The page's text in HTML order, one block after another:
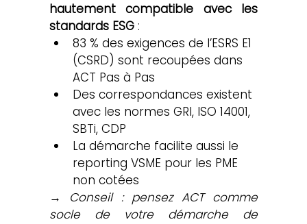
hautement compatible avec les
standards ESG :
83 % des exigences de l’ESRS E1
(CSRD) sont recoupées dans
ACT Pas à Pas
Des correspondances existent
avec les normes GRI, ISO 14001,
SBTi, CDP
La démarche facilite aussi le
reporting VSME pour les PME
non cotées
→ Conseil : pensez ACT comme
socle de votre démarche de